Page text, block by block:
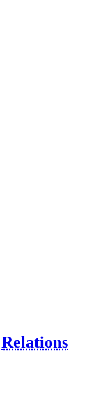
Relations